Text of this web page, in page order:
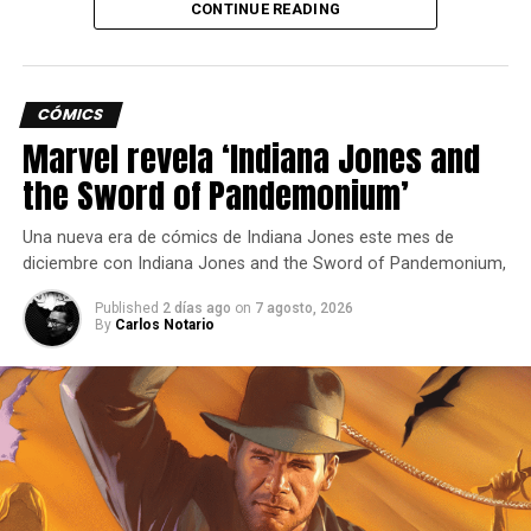
gloriosa”, “Determinado y Veloz”, “La era de Sa Zhenbing”
de barcos, entre los que se encuentra el crucero pesado
premium japonés de nivel X Kushiro.
Las celebraciones continúan con una gran variedad de
contenedores gratuitos, cada uno con una selección de
barcos raros.
CONTINUE READING
CÓMICS
Marvel revela ‘Indiana Jones and
the Sword of Pandemonium’
Una nueva era de cómics de Indiana Jones este mes de
diciembre con Indiana Jones and the Sword of Pandemonium,
Published 2 días ago on 7 agosto, 2026
By Carlos Notario